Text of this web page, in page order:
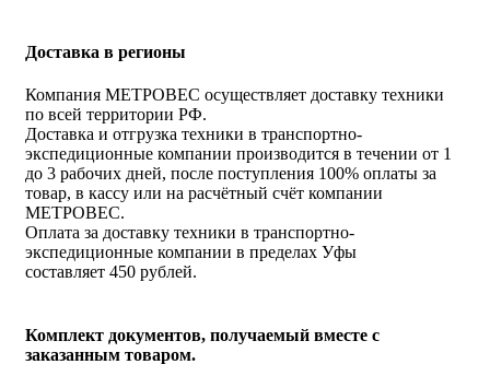
Доставка в регионы
Компания МЕТРОВЕС осуществляет доставку техники
по всей территории РФ.
Доставка и отгрузка техники в транспортно-
экспедиционные компании производится в течении от 1
до 3 рабочих дней, после поступления 100% оплаты за
товар, в кассу или на расчётный счёт компании
МЕТРОВЕС.
Оплата за доставку техники в транспортно-
экспедиционные компании в пределах Уфы
составляет 450 рублей.
Комплект документов, получаемый вместе с
заказанным товаром.